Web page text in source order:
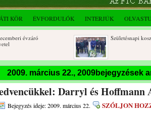
KÖR ÉVFORDULÓK INTERJÚK
Születésnapi koszorúzások
2009. március 22., 2009bejegyzések
Darryl és Hoffmann
Bejegyzés ideje: 2009. március 22. SZÓLJON